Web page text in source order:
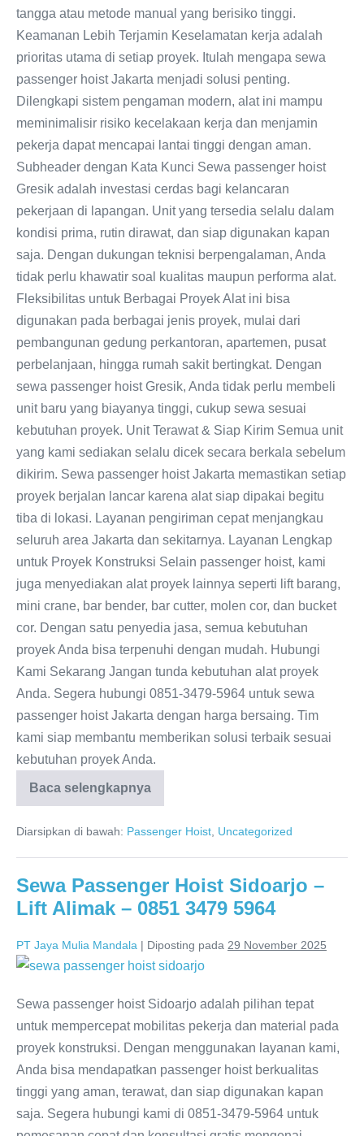
tangga atau metode manual yang berisiko tinggi.
Keamanan Lebih Terjamin Keselamatan kerja adalah
prioritas utama di setiap proyek. Itulah mengapa sewa
passenger hoist Jakarta menjadi solusi penting.
Dilengkapi sistem pengaman modern, alat ini mampu
meminimalisir risiko kecelakaan kerja dan menjamin
pekerja dapat mencapai lantai tinggi dengan aman.
Subheader dengan Kata Kunci Sewa passenger hoist
Gresik adalah investasi cerdas bagi kelancaran
pekerjaan di lapangan. Unit yang tersedia selalu dalam
kondisi prima, rutin dirawat, dan siap digunakan kapan
saja. Dengan dukungan teknisi berpengalaman, Anda
tidak perlu khawatir soal kualitas maupun performa alat.
Fleksibilitas untuk Berbagai Proyek Alat ini bisa
digunakan pada berbagai jenis proyek, mulai dari
pembangunan gedung perkantoran, apartemen, pusat
perbelanjaan, hingga rumah sakit bertingkat. Dengan
sewa passenger hoist Gresik, Anda tidak perlu membeli
unit baru yang biayanya tinggi, cukup sewa sesuai
kebutuhan proyek. Unit Terawat & Siap Kirim Semua unit
yang kami sediakan selalu dicek secara berkala sebelum
dikirim. Sewa passenger hoist Jakarta memastikan setiap
proyek berjalan lancar karena alat siap dipakai begitu
tiba di lokasi. Layanan pengiriman cepat menjangkau
seluruh area Jakarta dan sekitarnya. Layanan Lengkap
untuk Proyek Konstruksi Selain passenger hoist, kami
juga menyediakan alat proyek lainnya seperti lift barang,
mini crane, bar bender, bar cutter, molen cor, dan bucket
cor. Dengan satu penyedia jasa, semua kebutuhan
proyek Anda bisa terpenuhi dengan mudah. Hubungi
Kami Sekarang Jangan tunda kebutuhan alat proyek
Anda. Segera hubungi 0851-3479-5964 untuk sewa
passenger hoist Jakarta dengan harga bersaing. Tim
kami siap membantu memberikan solusi terbaik sesuai
kebutuhan proyek Anda.
Baca selengkapnya
Diarsipkan di bawah: Passenger Hoist, Uncategorized
Sewa Passenger Hoist Sidoarjo –
Lift Alimak – 0851 3479 5964
PT Jaya Mulia Mandala | Diposting pada 29 November 2025
Sewa passenger hoist Sidoarjo adalah pilihan tepat
untuk mempercepat mobilitas pekerja dan material pada
proyek konstruksi. Dengan menggunakan layanan kami,
Anda bisa mendapatkan passenger hoist berkualitas
tinggi yang aman, terawat, dan siap digunakan kapan
saja. Segera hubungi kami di 0851-3479-5964 untuk